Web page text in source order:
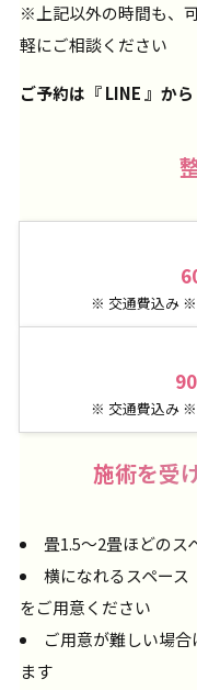
※上記以外の時間も、
軽にご相談ください
ご予約は『 LINE 』から
※ 交通費込み ※
※ 交通費込み ※
施術を受
畳1.5〜2畳ほどのス
横になれるスペース
をご用意ください
ご用意が難しい場
ます